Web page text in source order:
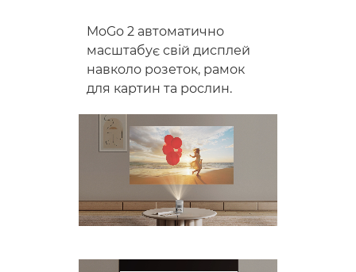
MoGo 2 автоматично
масштабує свій дисплей
навколо розеток, рамок
для картин та рослин.